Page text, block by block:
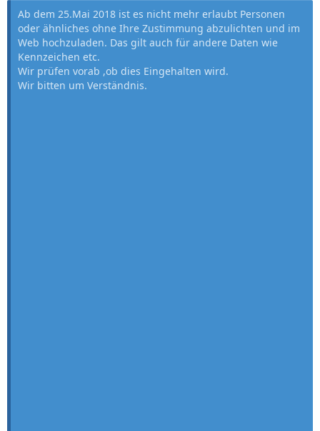
Ab dem 25.Mai 2018 ist es nicht mehr erlaubt Personen
oder ähnliches ohne Ihre Zustimmung abzulichten und im
Web hochzuladen. Das gilt auch für andere Daten wie
Kennzeichen etc.
Wir prüfen vorab ,ob dies Eingehalten wird.
Wir bitten um Verständnis.